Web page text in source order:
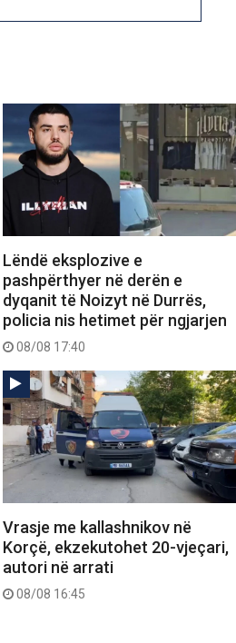
Lëndë eksplozive e
pashpërthyer në derën e
dyqanit të Noizyt në Durrës,
policia nis hetimet për ngjarjen
08/08 17:40
Vrasje me kallashnikov në
Korçë, ekzekutohet 20-vjeçari,
autori në arrati
08/08 16:45